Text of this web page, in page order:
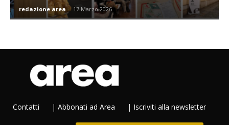
redazione area - 17 Marzo 2026
Contatti | Abbonati ad Area | Iscriviti alla newsletter